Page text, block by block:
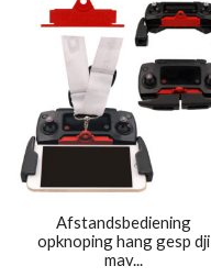
Afstandsbediening
opknoping hang gesp dji
mav...